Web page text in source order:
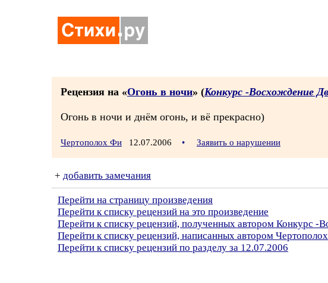
Рецензия на «Огонь в ночи» (Конкурс -Восхождение
Огонь в ночи и днём огонь, и вё прекрасно)
Чертополох Фи 12.07.2006 • Заявить о нарушении
+ добавить замечания
Перейти на страницу произведения
Перейти к списку рецензий на это произведение
Перейти к списку рецензий, полученных автором Конкурс -
Перейти к списку рецензий, написанных автором
Перейти к списку рецензий по разделу за 12.07.2006